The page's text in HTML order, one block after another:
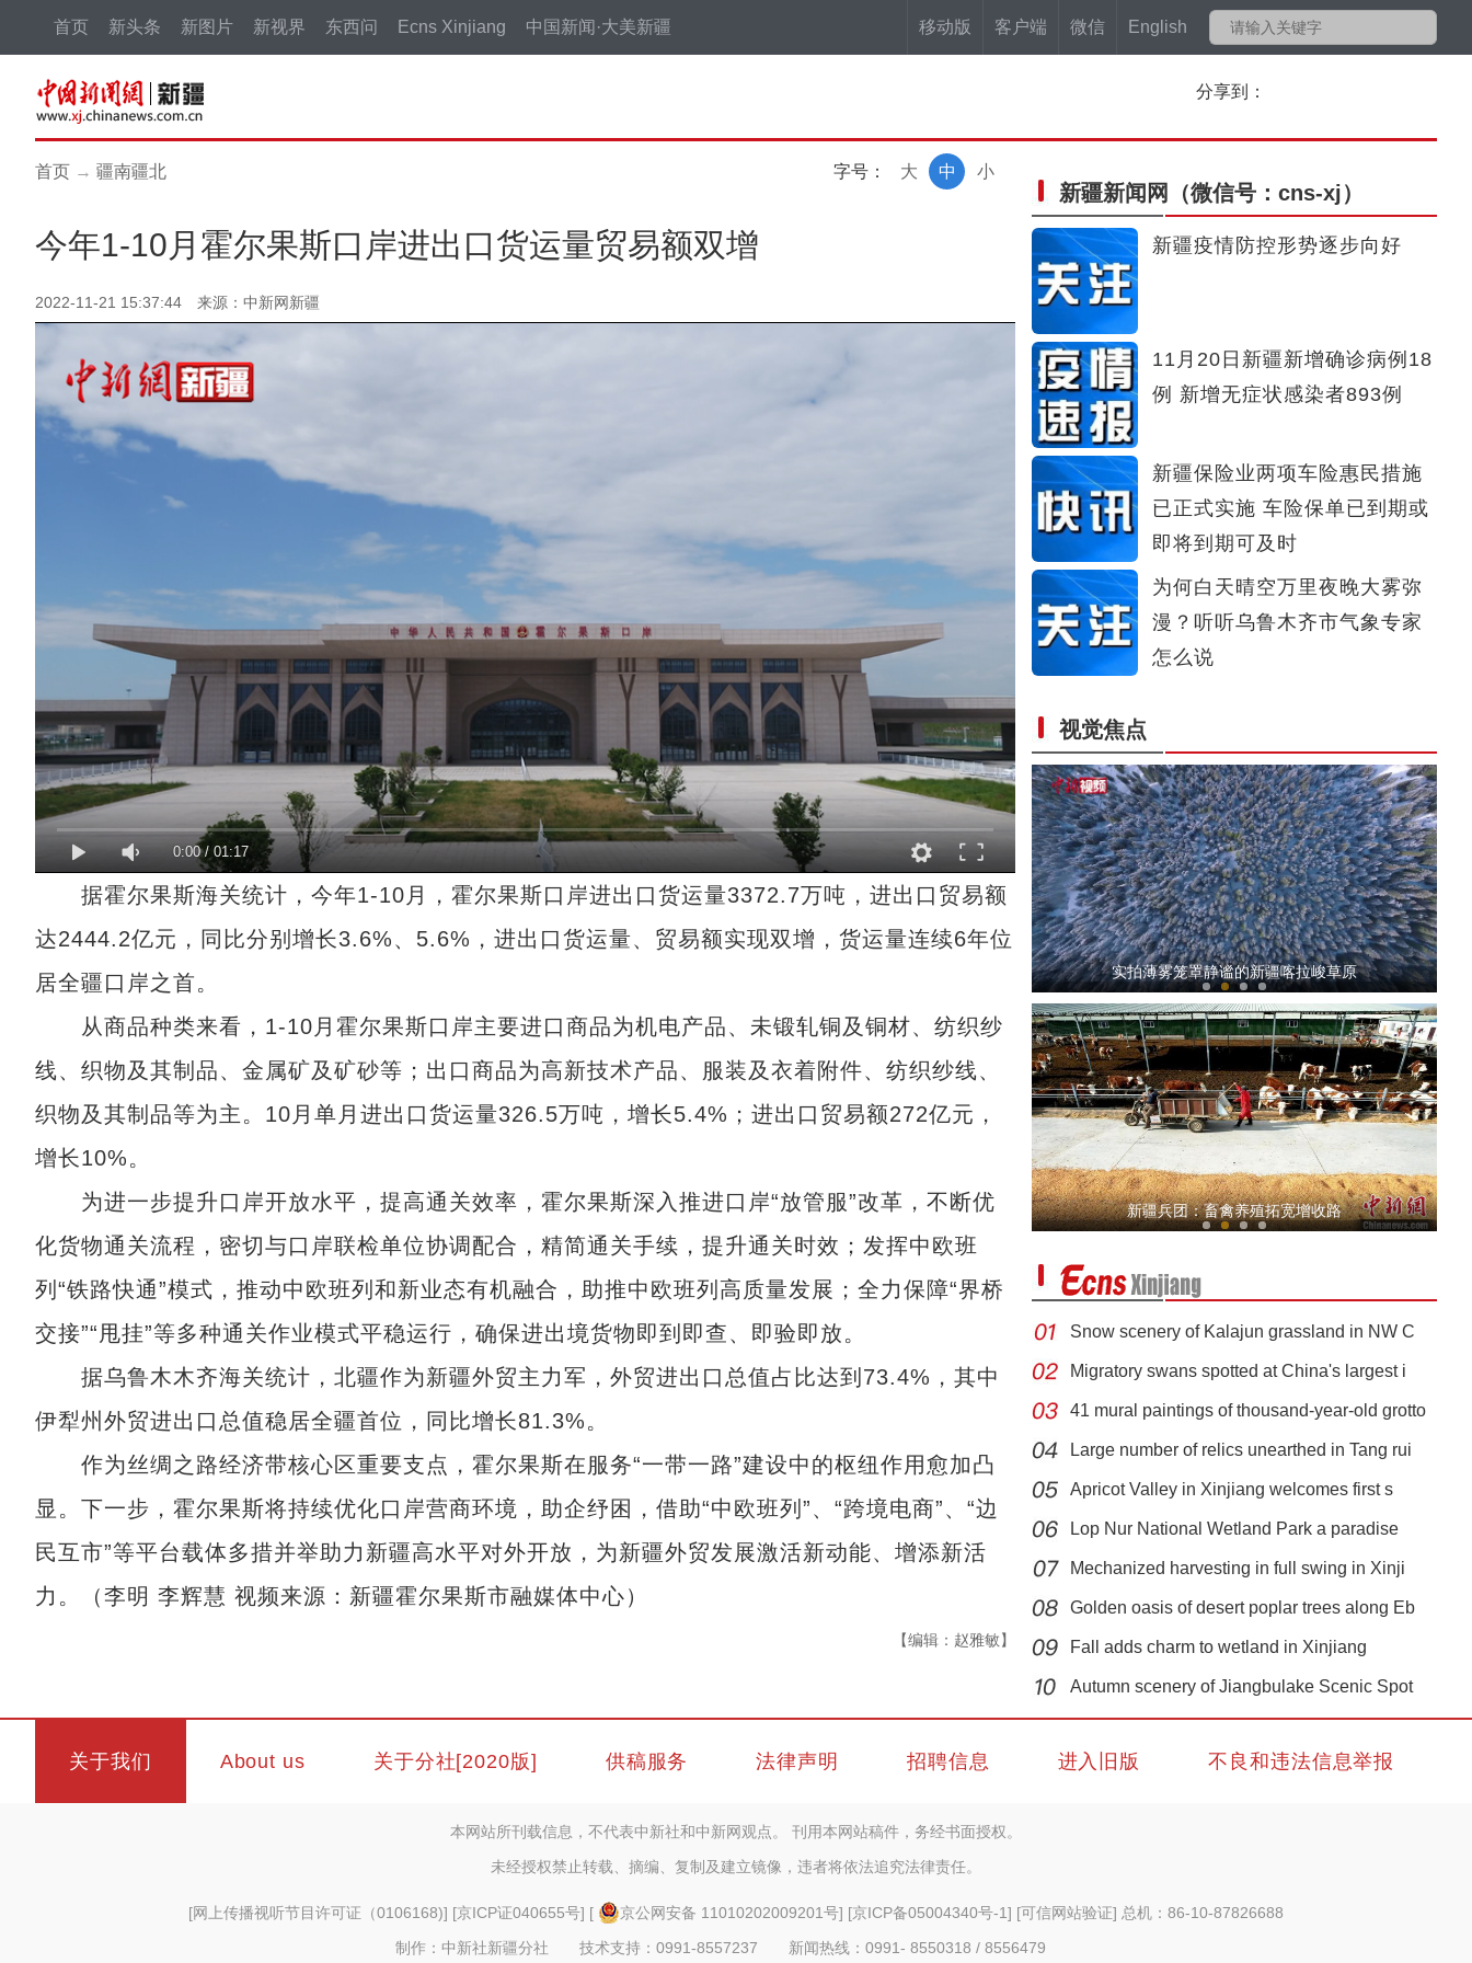
移动版 客户端 微信 English
首页 新头条 新图片 新视界 东西问 Ecns Xinjiang 中国新闻·大美新疆
分享到：
首页 → 疆南疆北 字号： 小
中
大
今年1-10月霍尔果斯口岸进出口货运量贸易额双增
2022-11-21 15:37:44 来源：中新网新疆
0:00/ 01:17
据霍尔果斯海关统计，今年1-10月，霍尔果斯口岸进出口货运量3372.7万吨，进出口贸易额
达2444.2亿元，同比分别增长3.6%、5.6%，进出口货运量、贸易额实现双增，货运量连续6年位
居全疆口岸之首。
从商品种类来看，1-10月霍尔果斯口岸主要进口商品为机电产品、未锻轧铜及铜材、纺织纱
线、织物及其制品、金属矿及矿砂等；出口商品为高新技术产品、服装及衣着附件、纺织纱线、
织物及其制品等为主。10月单月进出口货运量326.5万吨，增长5.4%；进出口贸易额272亿元，
增长10%。
为进一步提升口岸开放水平，提高通关效率，霍尔果斯深入推进口岸“放管服”改革，不断优
化货物通关流程，密切与口岸联检单位协调配合，精简通关手续，提升通关时效；发挥中欧班
列“铁路快通”模式，推动中欧班列和新业态有机融合，助推中欧班列高质量发展；全力保障“界桥
交接”“甩挂”等多种通关作业模式平稳运行，确保进出境货物即到即查、即验即放。
据乌鲁木木齐海关统计，北疆作为新疆外贸主力军，外贸进出口总值占比达到73.4%，其中
伊犁州外贸进出口总值稳居全疆首位，同比增长81.3%。
作为丝绸之路经济带核心区重要支点，霍尔果斯在服务“一带一路”建设中的枢纽作用愈加凸
显。下一步，霍尔果斯将持续优化口岸营商环境，助企纾困，借助“中欧班列”、“跨境电商”、“边
民互市”等平台载体多措并举助力新疆高水平对外开放，为新疆外贸发展激活新动能、增添新活
力。（李明 李辉慧 视频来源：新疆霍尔果斯市融媒体中心）
【编辑：赵雅敏】
新疆新闻网 （微信号：cns-xj）
新疆疫情防控形势逐步向好
11月20日新疆新增确诊病例18
例 新增无症状感染者893例
新疆保险业两项车险惠民措施
已正式实施 车险保单已到期或
即将到期可及时
为何白天晴空万里夜晚大雾弥
漫？听听乌鲁木齐市气象专家
怎么说
视觉焦点
新疆：持续改善自然生态环境 候鸟变“留鸟”
前10月博州外贸进出口总值达257.9亿元 同比
实拍薄雾笼罩静谧的新疆喀拉峻草原
【万人说新疆】新疆“非遗”达瓦孜姑娘：钢
前10月博州外贸进出口总值达257.9亿元 同比
新疆兵团：畜禽养殖拓宽增收路
Snow scenery of Kalajun grassland in NW C
Migratory swans spotted at China's largest i
41 mural paintings of thousand-year-old grotto
Large number of relics unearthed in Tang rui
Apricot Valley in Xinjiang welcomes first s
Lop Nur National Wetland Park a paradise
Mechanized harvesting in full swing in Xinji
Golden oasis of desert poplar trees along Eb
Fall adds charm to wetland in Xinjiang
Autumn scenery of Jiangbulake Scenic Spot
关于我们 About us 关于分社[2020版] 供稿服务 法律声明 招聘信息 进入旧版 不良和违法信息举报
本网站所刊载信息，不代表中新社和中新网观点。 刊用本网站稿件，务经书面授权。
未经授权禁止转载、摘编、复制及建立镜像，违者将依法追究法律责任。
[网上传播视听节目许可证（0106168)] [京ICP证040655号] [ 京公网安备 11010202009201号] [京ICP备05004340号-1] [可信网站验证] 总机：86-10-87826688
制作：中新社新疆分社 技术支持：0991-8557237 新闻热线：0991- 8550318 / 8556479